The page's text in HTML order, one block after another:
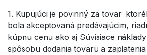
1. Kupujúci je povinný za tovar,
bola akceptovaná predávajúcim,
kúpnu cenu ako aj Súvisiace
spôsobu dodania tovaru a